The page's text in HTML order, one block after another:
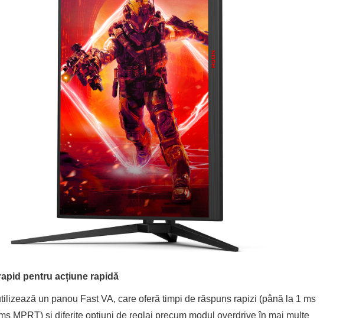
pentru acțiune rapidă
un panou Fast VA, care oferă timpi de răspuns rapizi (până la 1 ms
MPRT) și diferite opțiuni de reglaj precum modul overdrive în mai multe